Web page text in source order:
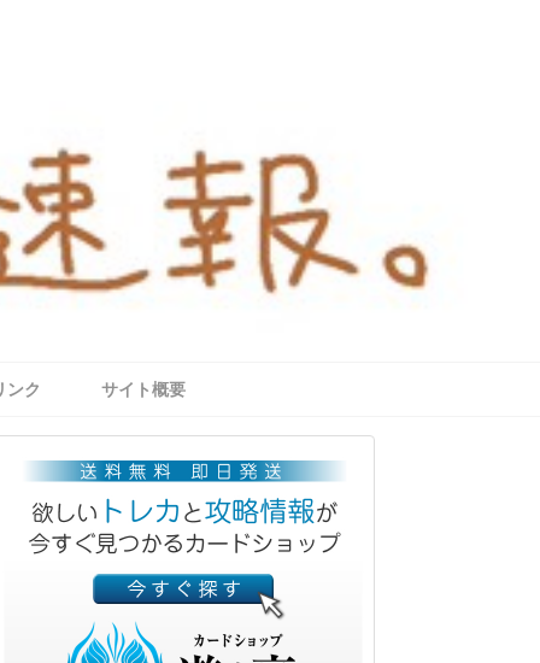
ンク サイト概要